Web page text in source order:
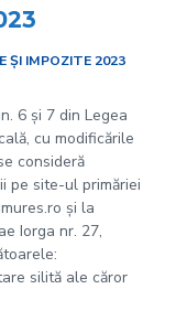
ȘI IMPOZITE 2023
6 și 7 din Legea
cu modificările
consideră
pe site-ul primăriei
și la
Iorga nr. 27,
silită ale căror